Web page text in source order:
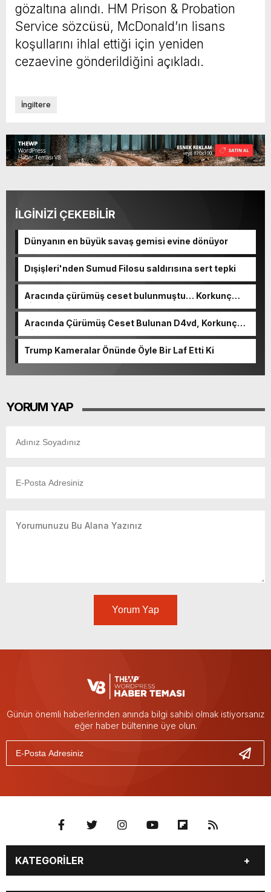
gözaltına alındı. HM Prison & Probation
Service sözcüsü, McDonald’ın lisans
koşullarını ihlal ettiği için yeniden
cezaevine gönderildiğini açıkladı.
İngiltere
İLGİNİZİ ÇEKEBİLİR
Dünyanın en büyük savaş gemisi evine dönüyor
Dışişleri'nden Sumud Filosu saldırısına sert tepki
Aracında çürümüş ceset bulunmuştu… Korkunç
cinayetin detayları ortaya çıktı
Aracında Çürümüş Ceset Bulunan D4vd, Korkunç
Cinayetle Yargılanıyor
Trump Kameralar Önünde Öyle Bir Laf Etti Ki
YORUM YAP
Yorum Yap
Günün önemli haberlerinden anında bilgi sahibi olmak istiyorsanız
eğer haber bültenine üye olun.
KATEGORİLER